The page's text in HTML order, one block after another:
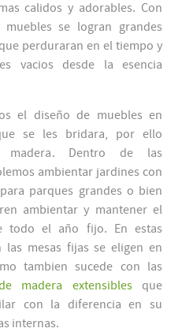
calidos y adorables. Con
se logran grandes
perduraran en el tiempo y
vacios desde la esencia
el diseño de muebles en
se les bridara, por ello
madera. Dentro de las
ambientar jardines con
parques grandes o bien
ambientar y mantener el
todo el año fijo. En estas
mesas fijas se eligen en
tambien sucede con las
madera extensiblesque
con la diferencia en su
internas.